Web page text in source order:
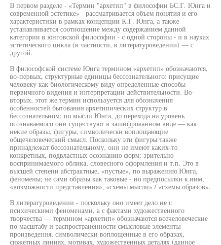
В первом разделе - «Термин "архетип" в философии ЬС.Г. Юнга и
современной эстетике» - рассматривается объем понятия и его
характеристики в рамках концепции К.Г. Юнга, а также
устанавливается соотношение между содержанием данной
категории в юнговской философии - с одной стороны - и в науках
эстетического цикла (в частности, в литературоведении) — с
другой.
В философской системе Юнга термином «архетип» обозначаются,
во-первых, структурные единицы бессознательного: присущие
человеку как биологическому виду определенные способы
первичного видения и интерпретации действительности. Во-
вторых, этот же термин используется для обозначения
особенностей бытования архетипических структур в
бессознательном: по мысли Юнга, до перехода на уровень
осознаваемого они существуют в зашифрованном виде — как
некие образы, фигуры, символически воплощающие
общечеловеческий смысл. Поскольку эти фигуры также
принадлежат бессознательному, они не имеют каких-то
конкретных, подвластных осознанию форм: зрительно
воспринимаемого облика, словесного оформления и т.п. Это в
высшей степени абстрактные, «пустые», по выражению Юнга,
феномены; не сами образы как таковые - но предпосылки к ним,
«возможности представления», «схемы мысли» / «схемы образов».
В литературоведении - поскольку оно имеет дело не с
психическими феноменами, а с фактами художественного
творчества — термином «архетип» обозначаются всечеловеческие
по масштабу и распространенности смысловые элементы
произведения, символически воплощенные в его образах,
сюжетных линиях, мотивах, художественных деталях (данное